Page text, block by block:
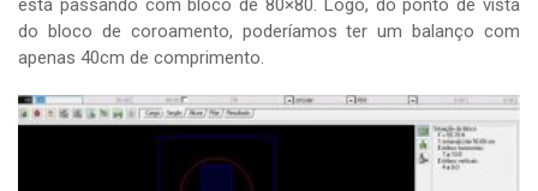
do bloco de coroamento, poderíamos ter um balanço com
apenas 40cm de comprimento.